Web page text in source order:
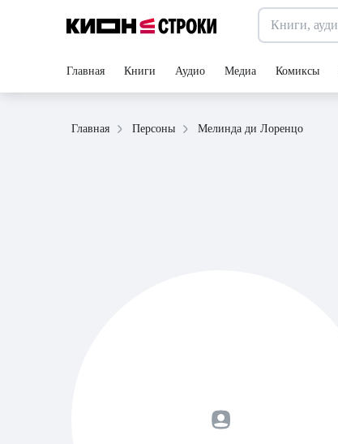
Главная Книги Аудио Медиа Комиксы
Главная Персоны Мелинда ди Лоренцо